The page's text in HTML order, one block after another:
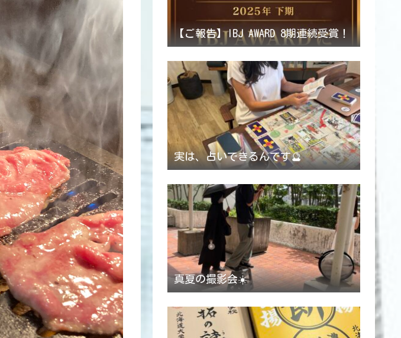
【ご報告】IBJ AWARD 8期連続受賞！
実は、占いできるんです🔮
真夏の撮影会☀️